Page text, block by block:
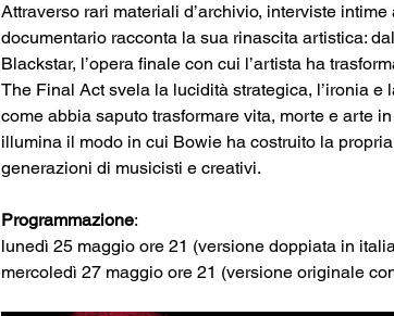
Attraverso rari materiali d’archivio, interviste
documentario racconta la sua rinascita artistica:
Blackstar, l’opera finale con cui l’artista ha
The Final Act svela la lucidità strategica, l’ironia
come abbia saputo trasformare vita, morte e arte
illumina il modo in cui Bowie ha costruito la
generazioni di musicisti e creativi.
Programmazione:
lunedì 25 maggio ore 21 (versione doppiata in
mercoledì 27 maggio ore 21 (versione originale